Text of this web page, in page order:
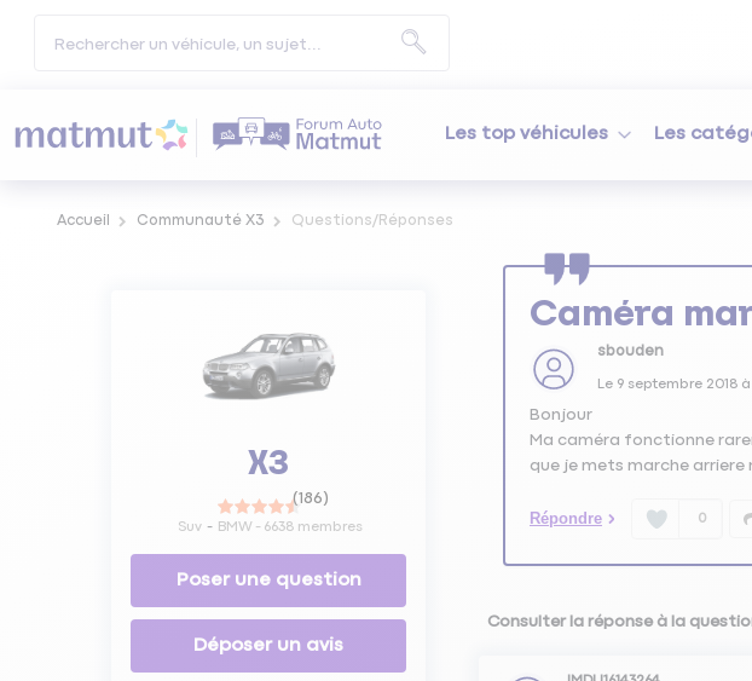
Les top véhicules Les
Accueil Communauté X3 Questions/Réponses
X3
(186)
Suv BMW- 6638membres
Poser une question
Déposer un avis
Caméra
sbouden
Le 9 septembre 2018à
Bonjour
Ma caméra fonctionne
que je mets marche arriere
Répondre 0
Consulter la réponse à la